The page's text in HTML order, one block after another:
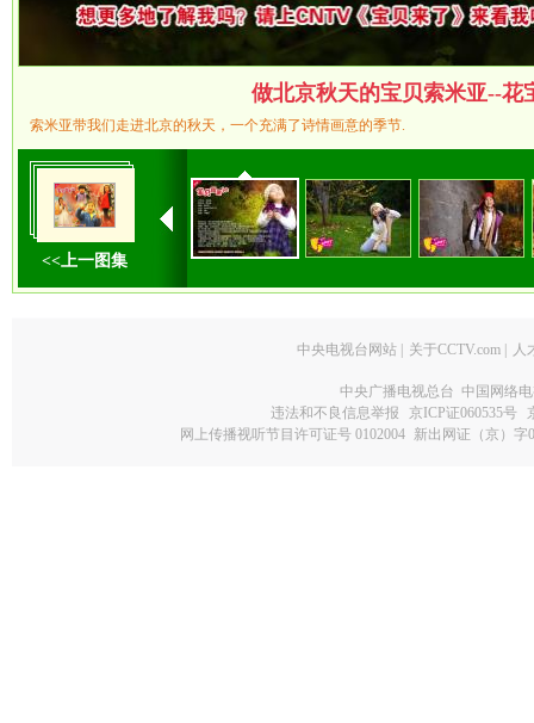
做北京秋天的宝贝索米亚--花
索米亚带我们走进北京的秋天，一个充满了诗情画意的季节.
<<上一图集
中央电视台网站 | 关于CCTV.com | 人
中央广播电视总台 中国网络
违法和不良信息举报
京ICP证060535号
网上传播视听节目许可证号 0102004 新出网证（京）